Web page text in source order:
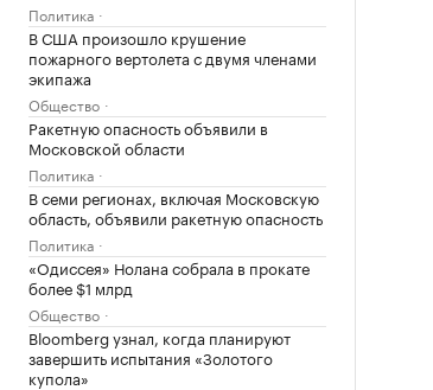
Политика
В США произошло крушение
пожарного вертолета с двумя членами
экипажа
Общество
Ракетную опасность объявили в
Московской области
Политика
В семи регионах, включая Московскую
область, объявили ракетную опасность
Политика
«Одиссея» Нолана собрала в прокате
более $1 млрд
Общество
Bloomberg узнал, когда планируют
завершить испытания «Золотого
купола»